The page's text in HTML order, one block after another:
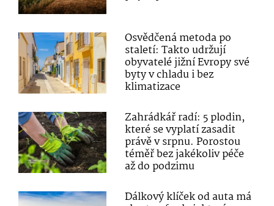
Osvědčená metoda po
staletí: Takto udržují
obyvatelé jižní Evropy své
byty v chladu i bez
klimatizace
Zahrádkář radí: 5 plodin,
které se vyplatí zasadit
právě v srpnu. Porostou
téměř bez jakékoliv péče
až do podzimu
Dálkový klíček od auta má